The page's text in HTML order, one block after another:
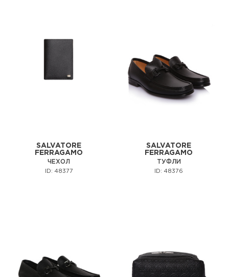
SALVATORE
FERRAGAMO
ЧЕХОЛ
ID: 48377
SALVATORE
FERRAGAMO
ТУФЛИ
ID: 48376